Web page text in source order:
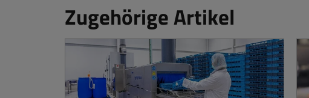
Zugehörige Artikel